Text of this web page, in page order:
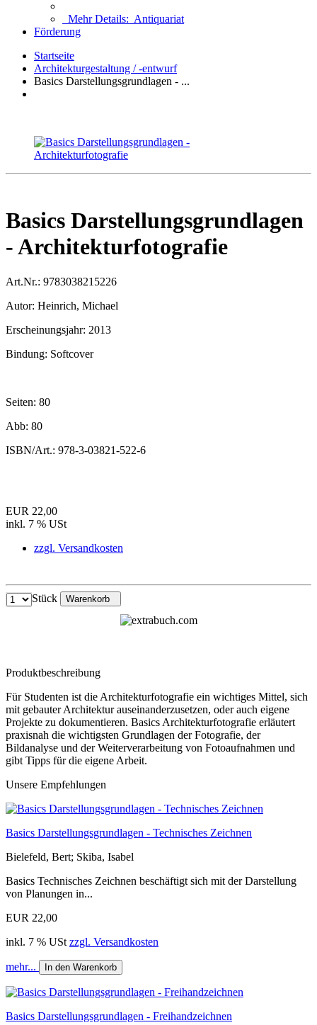
Mehr Details: Antiquariat
Förderung
Startseite
Architekturgestaltung / -entwurf
Basics Darstellungsgrundlagen - ...
Basics Darstellungsgrundlagen
- Architekturfotografie
Art.Nr.: 9783038215226
Autor: Heinrich, Michael
Erscheinungsjahr: 2013
Bindung: Softcover
Seiten: 80
Abb: 80
ISBN/Art.: 978-3-03821-522-6
EUR 22,00
inkl. 7 % USt
zzgl. Versandkosten
Stück Warenkorb
Produktbeschreibung
Für Studenten ist die Architekturfotografie ein wichtiges Mittel, sich
mit gebauter Architektur auseinanderzusetzen, oder auch eigene
Projekte zu dokumentieren. Basics Architekturfotografie erläutert
praxisnah die wichtigsten Grundlagen der Fotografie, der
Bildanalyse und der Weiterverarbeitung von Fotoaufnahmen und
gibt Tipps für die eigene Arbeit.
Unsere Empfehlungen
Basics Darstellungsgrundlagen - Technisches Zeichnen
Bielefeld, Bert; Skiba, Isabel
Basics Technisches Zeichnen beschäftigt sich mit der Darstellung
von Planungen in...
EUR 22,00
inkl. 7 % USt zzgl. Versandkosten
mehr... In den Warenkorb
Basics Darstellungsgrundlagen - Freihandzeichnen